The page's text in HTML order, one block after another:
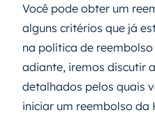
Você pode obter um
alguns critérios que já
na política de
adiante, iremos discutir
detalhados pelos quais
iniciar um reembolso da